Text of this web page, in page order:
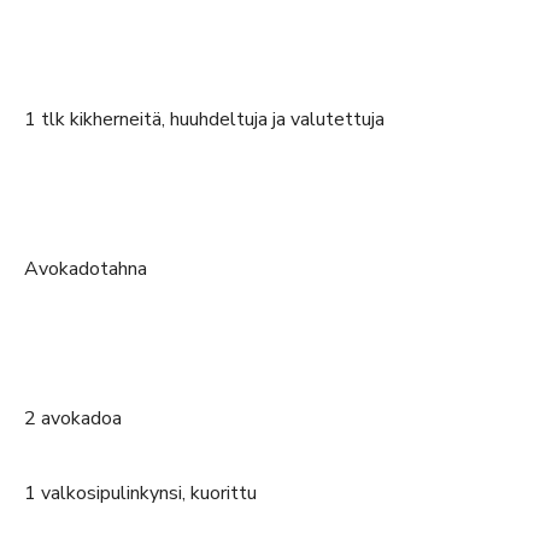
1 tlk kikherneitä, huuhdeltuja ja valutettuja
Avokadotahna
2 avokadoa
1 valkosipulinkynsi, kuorittu